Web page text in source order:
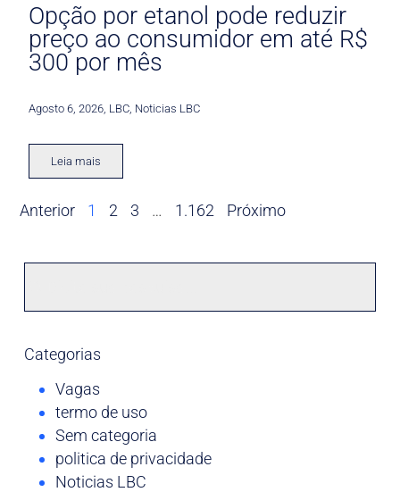
Opção por etanol pode reduzir
preço ao consumidor em até R$
300 por mês
Agosto 6, 2026 LBC Noticias LBC
Leia mais
Anterior 1 2 3 … 1.162 Próximo
Categorias
Vagas
termo de uso
Sem categoria
politica de privacidade
Noticias LBC